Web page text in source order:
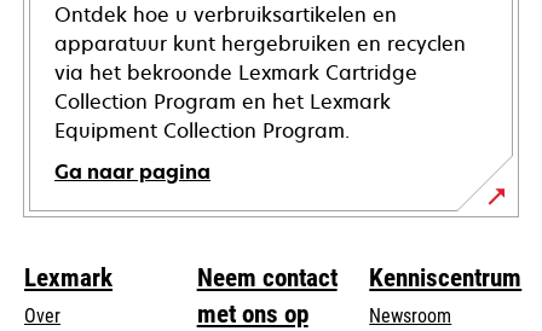
Ontdek hoe u verbruiksartikelen en
apparatuur kunt hergebruiken en recyclen
via het bekroonde Lexmark Cartridge
Collection Program en het Lexmark
Equipment Collection Program.
Ga naar pagina
Lexmark
Over
Neem contact
met ons op
Kenniscentrum
Newsroom